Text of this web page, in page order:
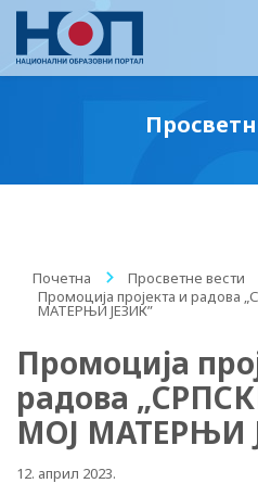
Почетна / Просветне вести
Промоција пројекта и радова
МАТЕРЊИ ЈЕЗИК”
Промоција
радова
МОЈ МАТЕРЊИ
12. април 2023.